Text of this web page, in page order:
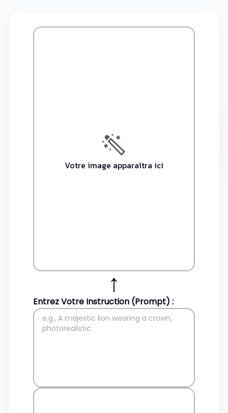
Entrez Votre Instruction (Prompt) :
↑
Votre image apparaîtra ici